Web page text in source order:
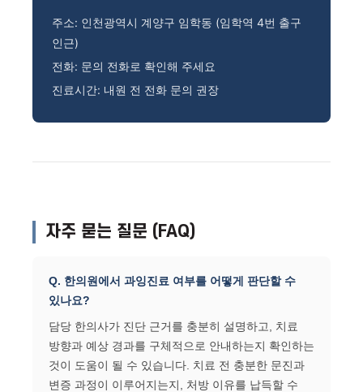
주소: 인천광역시 계양구 임학동 (임학역 4번 출구
인근)
전화: 문의 전화로 확인해 주세요
진료시간: 내원 전 전화 문의 권장
자주 묻는 질문 (FAQ)
Q. 한의원에서 과잉진료 여부를 어떻게 판단할 수
있나요?
담당 한의사가 진단 근거를 충분히 설명하고, 치료
방향과 예상 경과를 구체적으로 안내하는지 확인하는
것이 도움이 될 수 있습니다. 치료 전 충분한 문진과
변증 과정이 이루어지는지, 처방 이유를 납득할 수